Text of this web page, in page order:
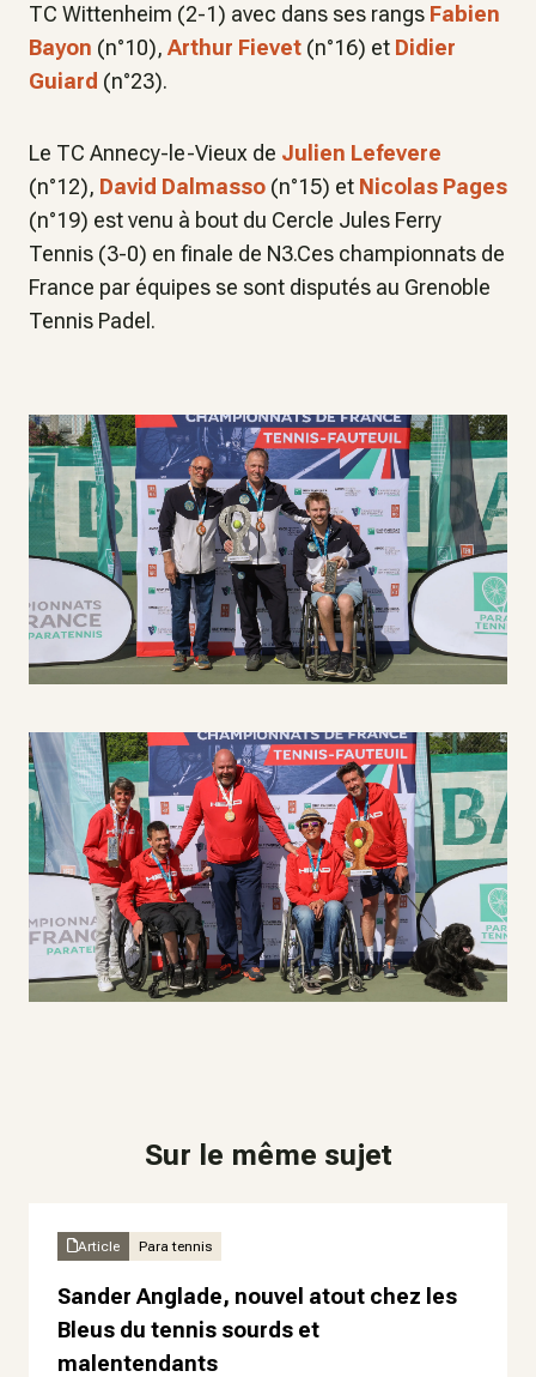
TC Wittenheim (2-1) avec dans ses rangs Fabien
Bayon (n°10), Arthur Fievet (n°16) et Didier
Guiard (n°23).
Le TC Annecy-le-Vieux de Julien Lefevere
(n°12), David Dalmasso (n°15) et Nicolas Pages
(n°19) est venu à bout du Cercle Jules Ferry
Tennis (3-0) en finale de N3.Ces championnats de
France par équipes se sont disputés au Grenoble
Tennis Padel.
Sur le même sujet
Article Para tennis
Sander Anglade, nouvel atout chez les
Bleus du tennis sourds et
malentendants